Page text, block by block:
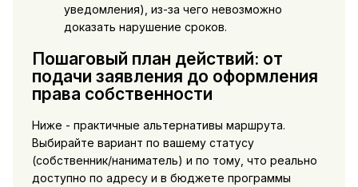
уведомления), из-за чего невозможно
доказать нарушение сроков.
Пошаговый план действий: от
подачи заявления до оформления
права собственности
Ниже - практичные альтернативы маршрута.
Выбирайте вариант по вашему статусу
(собственник/наниматель) и по тому, что реально
доступно по адресу и в бюджете программы